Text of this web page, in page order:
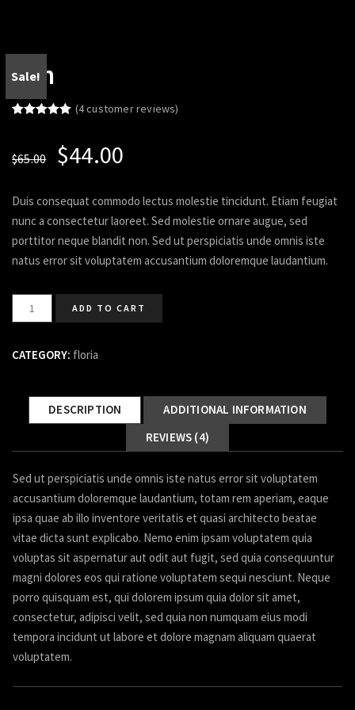
Sale!
Eon
customer
(4customer reviews)
$65.00 $44.00
Duis consequat commodo lectus molestie tincidunt. Etiam feugiat
nunc a consectetur laoreet. Sed molestie ornare augue, sed
porttitor neque blandit non. Sed ut perspiciatis unde omnis iste
natus error sit voluptatem accusantium doloremque laudantium.
ADD TO CART
CATEGORY: floria
DESCRIPTION
ADDITIONAL INFORMATION
REVIEWS (4)
Sed ut perspiciatis unde omnis iste natus error sit voluptatem
accusantium doloremque laudantium, totam rem aperiam, eaque
ipsa quae ab illo inventore veritatis et quasi architecto beatae
vitae dicta sunt explicabo. Nemo enim ipsam voluptatem quia
voluptas sit aspernatur aut odit aut fugit, sed quia consequuntur
magni dolores eos qui ratione voluptatem sequi nesciunt. Neque
porro quisquam est, qui dolorem ipsum quia dolor sit amet,
consectetur, adipisci velit, sed quia non numquam eius modi
tempora incidunt ut labore et dolore magnam aliquam quaerat
voluptatem.